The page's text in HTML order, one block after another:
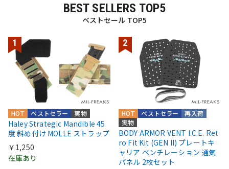
BEST SELLERS TOP5
ベストセール TOP5
実物
ベストセラー
HOT
Haley Strategic Mandible 45
度 斜め付け MOLLE ストラップ
￥1,250
在庫あり
実物
再入荷
ベストセラー
HOT
BODY ARMOR VENT I.C.E. Ret
ro Fit Kit (GEN II) プレートキ
ャリア ベンチレーション 通気
パネル 2枚セット